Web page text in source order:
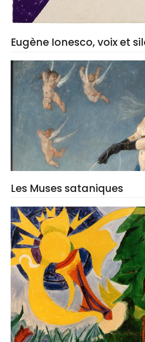
Eugène Ionesco, voix et
Les Muses sataniques